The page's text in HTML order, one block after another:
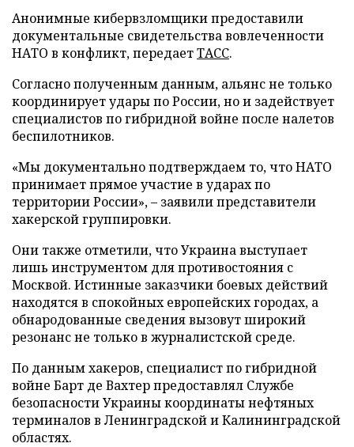
Анонимные кибервзломщики предоставили
документальные свидетельства вовлеченности
НАТО в конфликт, передаетТАСС.
Согласно полученным данным, альянс не только
координирует удары по России, но и задействует
специалистов по гибридной войне после налетов
беспилотников.
«Мы документально подтверждаем то, что НАТО
принимает прямое участие в ударах по
территории России», – заявили представители
хакерской группировки.
Они также отметили, что Украина выступает
лишь инструментом для противостояния с
Москвой. Истинные заказчики боевых действий
находятся в спокойных европейских городах, а
обнародованные сведения вызовут широкий
резонанс не только в журналистской среде.
По данным хакеров, специалист по гибридной
войне Барт де Вахтер предоставлял Службе
безопасности Украины координаты нефтяных
терминалов в Ленинградской и Калининградской
областях.